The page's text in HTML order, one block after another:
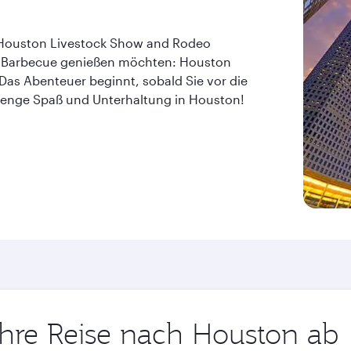
Livestock Show and Rodeo
genießen möchten: Houston
Abenteuer beginnt, sobald Sie vor die
Spaß und Unterhaltung in Houston!
Reise nach Houston ab